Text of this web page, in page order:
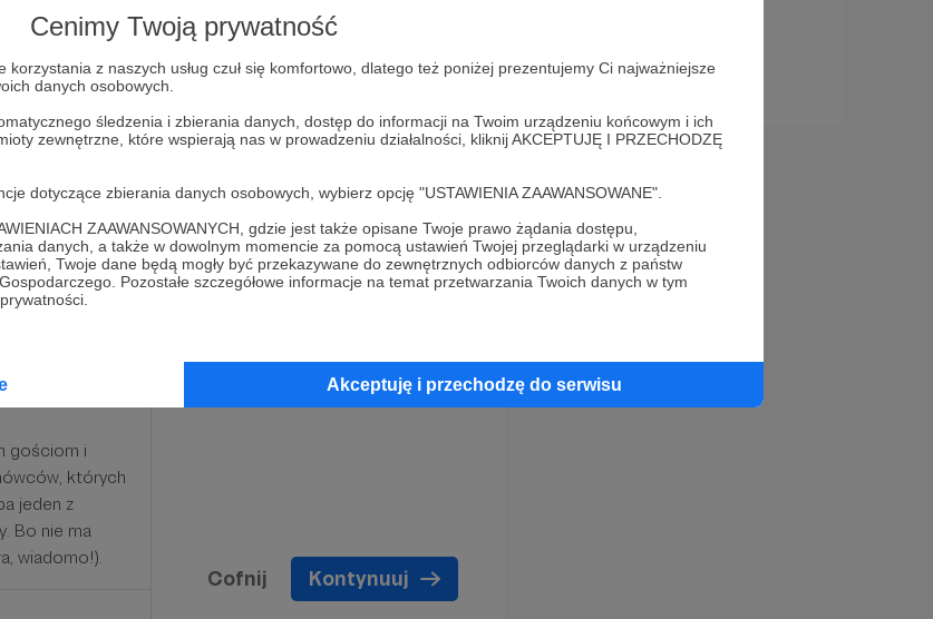
Cenimy Twoją prywatność
z naszych usług czuł się komfortowo, dlatego też poniżej prezentujemy Ci najważniejsze
danych osobowych.
śledzenia i zbierania danych, dostęp do informacji na Twoim urządzeniu końcowym i ich
zewnętrzne, które wspierają nas w prowadzeniu działalności, kliknij AKCEPTUJĘ I PRZECHODZĘ
dotyczące zbierania danych osobowych, wybierz opcję "USTAWIENIA ZAAWANSOWANE".
ZAAWANSOWANYCH, gdzie jest także opisane Twoje prawo żądania dostępu,
danych, a także w dowolnym momencie za pomocą ustawień Twojej przeglądarki w urządzeniu
Twoje dane będą mogły być przekazywane do zewnętrznych odbiorców danych z państw
Pozostałe szczegółowe informacje na temat przetwarzania Twoich danych w tym
Akceptuję i przechodzę do serwisu
gościom i
których
jeden z
Bo nie ma
wiadomo!).
Cofnij Kontynuuj